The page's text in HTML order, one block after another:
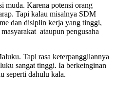
muda. Karena potensi orang
Tapi kalau misalnya SDM
dan disiplin kerja yang tinggi,
ataupun pengusaha
Tapi rasa keterpanggilannya
sangat tinggi. Ia berkeinginan
seperti dahulu kala.